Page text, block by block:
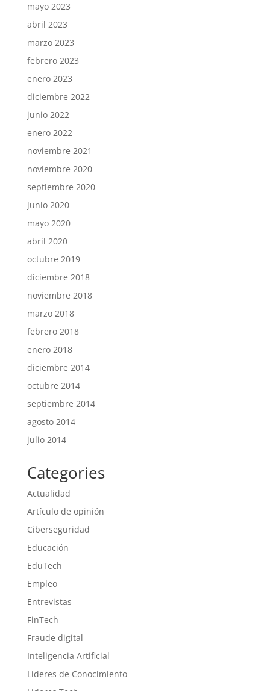
mayo 2023
abril 2023
marzo 2023
febrero 2023
enero 2023
diciembre 2022
junio 2022
enero 2022
noviembre 2021
noviembre 2020
septiembre 2020
junio 2020
mayo 2020
abril 2020
octubre 2019
diciembre 2018
noviembre 2018
marzo 2018
febrero 2018
enero 2018
diciembre 2014
octubre 2014
septiembre 2014
agosto 2014
julio 2014
Categories
Actualidad
Artículo de opinión
Ciberseguridad
Educación
EduTech
Empleo
Entrevistas
FinTech
Fraude digital
Inteligencia Artificial
Líderes de Conocimiento